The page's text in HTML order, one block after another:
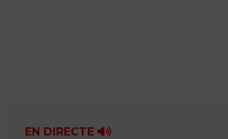
EN DIRECTE